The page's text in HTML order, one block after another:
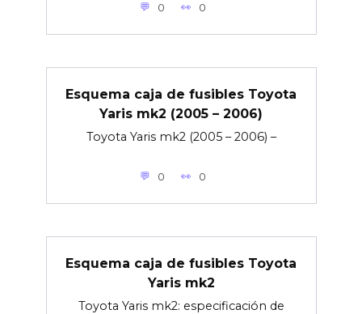
0 0
Esquema caja de fusibles Toyota
Yaris mk2 (2005 – 2006)
Toyota Yaris mk2 (2005 – 2006) –
0 0
Esquema caja de fusibles Toyota
Yaris mk2
Toyota Yaris mk2: especificación de